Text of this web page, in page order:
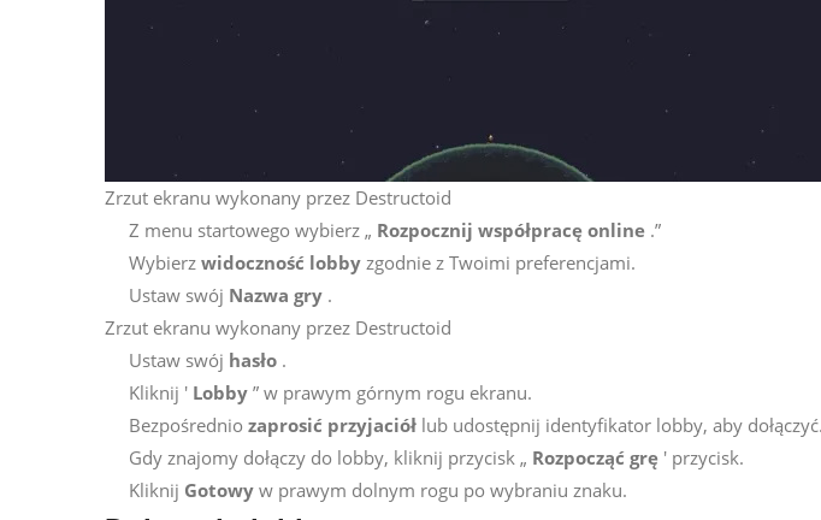
Zrzut ekranu wykonany przez Destructoid
Z menu startowego wybierz „ Rozpocznij współpracę online .”
Wybierz widoczność lobby zgodnie z Twoimi preferencjami.
Ustaw swój Nazwa gry .
Zrzut ekranu wykonany przez Destructoid
Ustaw swój hasło .
Kliknij ' Lobby ” w prawym górnym rogu ekranu.
Bezpośrednio zaprosić przyjaciół lub udostępnij identyfikator lobby, aby dołączyć.
Gdy znajomy dołączy do lobby, kliknij przycisk „ Rozpocząć grę ' przycisk.
Kliknij Gotowy w prawym dolnym rogu po wybraniu znaku.